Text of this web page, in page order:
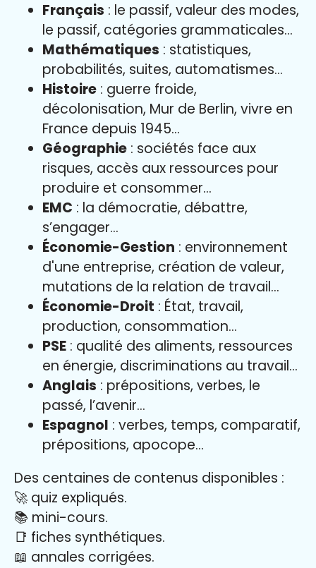
Français : le passif, valeur des modes,
le passif, catégories grammaticales…
Mathématiques : statistiques,
probabilités, suites, automatismes…
Histoire : guerre froide,
décolonisation, Mur de Berlin, vivre en
France depuis 1945…
Géographie : sociétés face aux
risques, accès aux ressources pour
produire et consommer…
EMC : la démocratie, débattre,
s’engager…
Économie-Gestion : environnement
d'une entreprise, création de valeur,
mutations de la relation de travail…
Économie-Droit : État, travail,
production, consommation…
PSE : qualité des aliments, ressources
en énergie, discriminations au travail…
Anglais : prépositions, verbes, le
passé, l’avenir…
Espagnol : verbes, temps, comparatif,
prépositions, apocope…
Des centaines de contenus disponibles :
🚀 quiz expliqués.
📚 mini-cours.
📑 fiches synthétiques.
📖 annales corrigées.